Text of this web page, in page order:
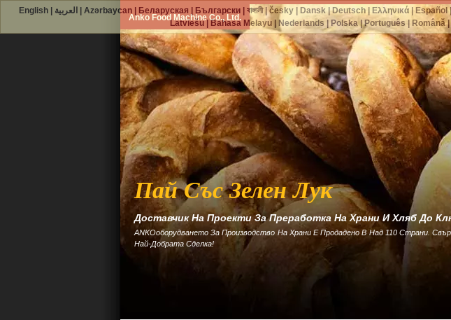
Anko Food Machine Co., Ltd.
Пай Със Зелен Лук
Доставчик На Проекти За Преработка На Храни И Хляб До
ANKOоборудването За Производство На Храни Е Продадено В Над 110 Страни.
Най-Добрата Сделка!
English| العربية Azərbaycan| Беларуская Български| বাঙ্গালী|česky| Dansk|Deutsch| Ελληνικά| Español
Latviešu|Bahasa Melayu Nederlands Polska|Português Română